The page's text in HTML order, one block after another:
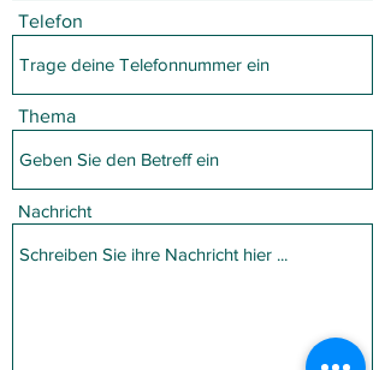
Telefon
Thema
Nachricht